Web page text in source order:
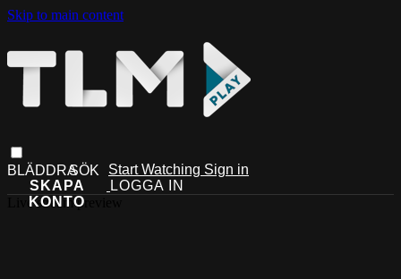
Skip to main content
Start Watching Sign in
Live stream preview